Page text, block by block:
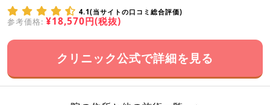
4.1(当サイトの口コミ総合評価)
参考価格: ¥18,570円(税抜)
クリニック公式で詳細を見る